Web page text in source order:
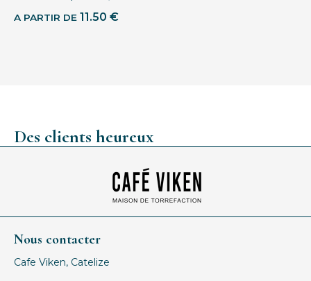
A PARTIR DE 11.50 €
Des clients heureux
Nous contacter
Cafe Viken, Catelize